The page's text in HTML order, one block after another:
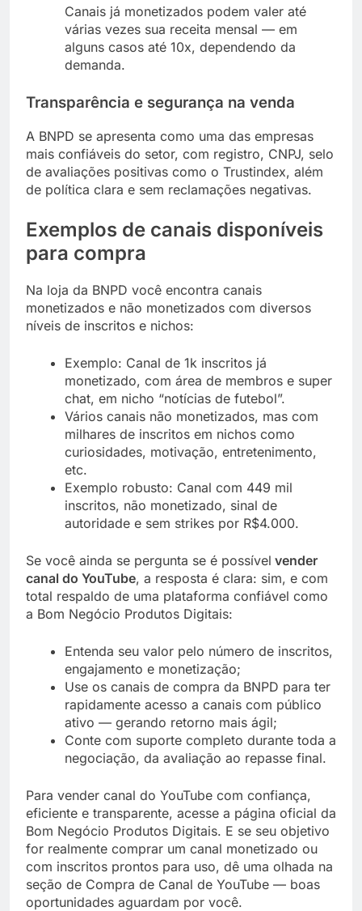
Canais já monetizados podem valer até
várias vezes sua receita mensal — em
alguns casos até 10x, dependendo da
demanda.
Transparência e segurança na venda
A BNPD se apresenta como uma das empresas
mais confiáveis do setor, com registro, CNPJ, selo
de avaliações positivas como o Trustindex, além
de política clara e sem reclamações negativas.
Exemplos de canais disponíveis
para compra
Na loja da BNPD você encontra canais
monetizados e não monetizados com diversos
níveis de inscritos e nichos:
Exemplo: Canal de 1k inscritos já
monetizado, com área de membros e super
chat, em nicho “notícias de futebol”.
Vários canais não monetizados, mas com
milhares de inscritos em nichos como
curiosidades, motivação, entretenimento,
etc.
Exemplo robusto: Canal com 449 mil
inscritos, não monetizado, sinal de
autoridade e sem strikes por R$4.000.
Se você ainda se pergunta se é possível vender
canal do YouTube, a resposta é clara: sim, e com
total respaldo de uma plataforma confiável como
a Bom Negócio Produtos Digitais:
Entenda seu valor pelo número de inscritos,
engajamento e monetização;
Use os canais de compra da BNPD para ter
rapidamente acesso a canais com público
ativo — gerando retorno mais ágil;
Conte com suporte completo durante toda a
negociação, da avaliação ao repasse final.
Para vender canal do YouTube com confiança,
eficiente e transparente, acesse a página oficial da
Bom Negócio Produtos Digitais. E se seu objetivo
for realmente comprar um canal monetizado ou
com inscritos prontos para uso, dê uma olhada na
seção de Compra de Canal de YouTube — boas
oportunidades aguardam por você.